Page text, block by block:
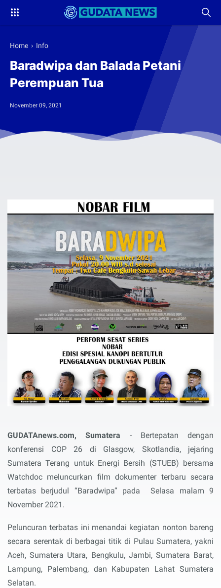
Home › Info
Baradwipa dan Balada Petani
Perempuan Tua
November 09, 2021
GUDATAnews.com, Sumatera - Bertepatan dengan
konferensi COP 26 di Glasgow, Skotlandia, jejaring
Sumatera Terang untuk Energi Bersih (STUEB) bersama
Watchdoc meluncurkan film dokumenter terbaru secara
terbatas berjudul “Baradwipa” pada
Selasa malam 9
November 2021.
Peluncuran terbatas ini menandai kegiatan nonton bareng
secara serentak di berbagai titik di Pulau Sumatera, yakni
Aceh, Sumatera Utara, Bengkulu, Jambi, Sumatera Barat,
Lampung, Palembang, dan Kabupaten Lahat Sumatera
Selatan.